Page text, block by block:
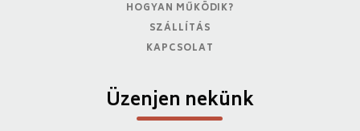
HOGYAN MŰKÖDIK?
SZÁLLÍTÁS
KAPCSOLAT
Üzenjen nekünk